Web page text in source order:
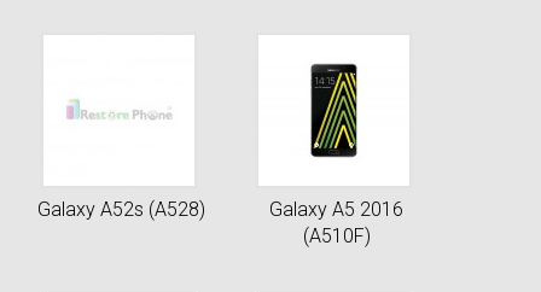
Galaxy A52s (A528)
Galaxy A5 2016
(A510F)